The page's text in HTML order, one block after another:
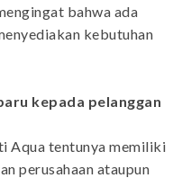
bahwa ada
kebutuhan
kepada pelanggan
Aqua tentunya memiliki
perusahaan ataupun